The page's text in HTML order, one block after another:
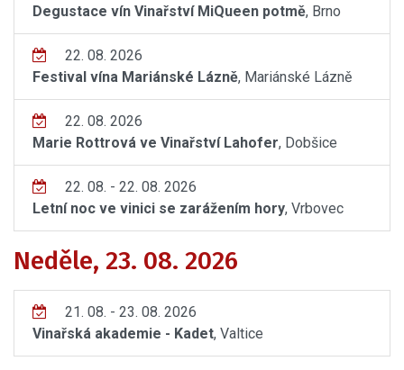
Degustace vín Vinařství MiQueen potmě, Brno
22. 08. 2026
Festival vína Mariánské Lázně, Mariánské Lázně
22. 08. 2026
Marie Rottrová ve Vinařství Lahofer, Dobšice
22. 08. - 22. 08. 2026
Letní noc ve vinici se zarážením hory, Vrbovec
Neděle, 23. 08. 2026
21. 08. - 23. 08. 2026
Vinařská akademie - Kadet, Valtice